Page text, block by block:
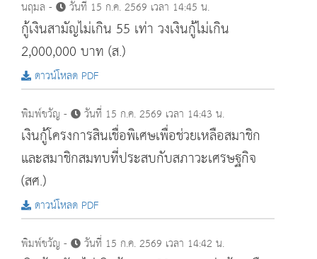
นฤมล - วันที่ 15 ก.ค. 2569 เวลา 14:45 น.
กู้เงินสามัญไม่เกิน 55 เท่า วงเงินกู้ไม่เกิน
2,000,000 บาท (ส.)
ดาวน์โหลด PDF
พิมพ์ขวัญ -
วันที่ 15 ก.ค. 2569 เวลา 14:43 น.
เงินกู้โครงการสินเชื่อพิเศษเพื่อช่วยเหลือสมาชิก
และสมาชิกสมทบที่ประสบกับสภาวะเศรษฐกิจ
(สศ.)
ดาวน์โหลด PDF
พิมพ์ขวัญ -
วันที่ 15 ก.ค. 2569 เวลา 14:42 น.